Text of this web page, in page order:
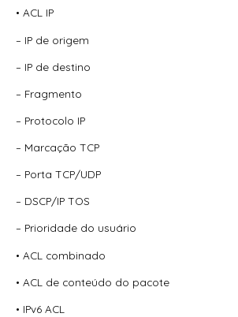
• ACL IP
– IP de origem
– IP de destino
– Fragmento
– Protocolo IP
– Marcação TCP
– Porta TCP/UDP
– DSCP/IP TOS
– Prioridade do usuário
• ACL combinado
• ACL de conteúdo do pacote
• IPv6 ACL